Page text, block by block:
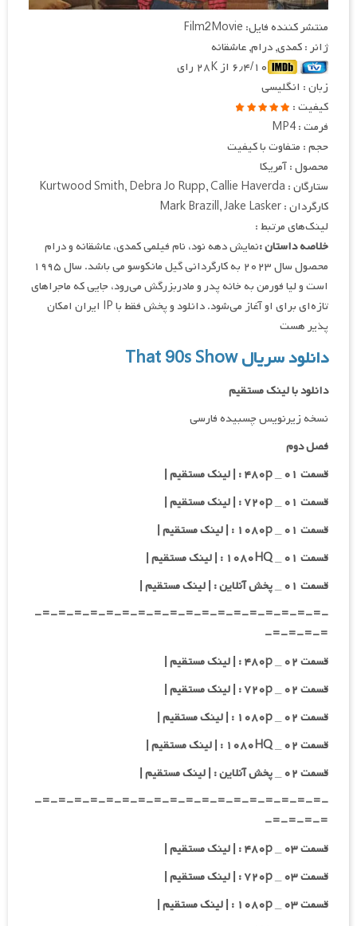
منتشر کننده فایل: Film2Movie
ژانر : کمدی, درام, عاشقانه
۶٫۴/۱۰ از ۲۸K رای
زبان : انگلیسی
کیفیت :
فرمت : MP4
حجم : متفاوت با کیفیت
محصول : آمریکا
ستارگان : Kurtwood Smith, Debra Jo Rupp, Callie Haverda
کارگردان : Mark Brazill, Jake Lasker
لینک‌های مرتبط :
خلاصه داستان :نمایش دهه نود، نام فیلمی کمدی، عاشقانه و درام
محصول سال ۲۰۲۳ به کارگردانی گیل مانکوسو می باشد. سال ۱۹۹۵
است و لیا فورمن به خانه پدر و مادربزرگش می‌رود، جایی که ماجراهای
تازه‌ای برای او آغاز می‌شود. دانلود و پخش فقط با IP ایران امکان
پذیر هست
دانلود سریال That 90s Show
دانلود با لینک مستقیم
نسخه زیرنویس چسبیده فارسی
فصل دوم
قسمت ۰۱ _ ۴۸۰p : | لینک مستقیم |
قسمت ۰۱ _ ۷۲۰p : | لینک مستقیم |
قسمت ۰۱ _ ۱۰۸۰p : | لینک مستقیم |
قسمت ۰۱ _ ۱۰۸۰HQ : | لینک مستقیم |
قسمت ۰۱ _ پخش آنلاین : | لینک مستقیم |
-=-=-=-=-=-=-=-=-=-=-=-=-=-=-=-=-=-=-
=-=-=-=-
قسمت ۰۲ _ ۴۸۰p : | لینک مستقیم |
قسمت ۰۲ _ ۷۲۰p : | لینک مستقیم |
قسمت ۰۲ _ ۱۰۸۰p : | لینک مستقیم |
قسمت ۰۲ _ ۱۰۸۰HQ : | لینک مستقیم |
قسمت ۰۲ _ پخش آنلاین : | لینک مستقیم |
-=-=-=-=-=-=-=-=-=-=-=-=-=-=-=-=-=-=-
=-=-=-=-
قسمت ۰۳ _ ۴۸۰p : | لینک مستقیم |
قسمت ۰۳ _ ۷۲۰p : | لینک مستقیم |
قسمت ۰۳ _ ۱۰۸۰p : | لینک مستقیم |